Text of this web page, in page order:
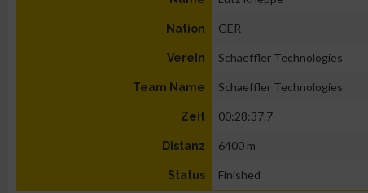
Nation GER
Verein Schaeffler Technologies
Team Name Schaeffler Technologies
Zeit 00:28:37.7
Distanz 6400 m
Status Finished